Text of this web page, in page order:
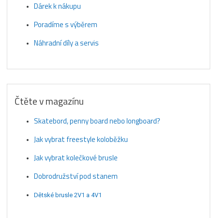
Dárek k nákupu
Poradíme s výběrem
Náhradní díly a servis
Čtěte v magazínu
Skatebord, penny board nebo longboard?
Jak vybrat freestyle koloběžku
Jak vybrat kolečkové brusle
Dobrodružství pod stanem
Dětské brusle 2V1 a 4V1